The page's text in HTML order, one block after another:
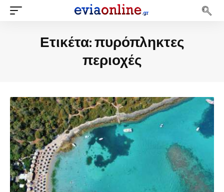
Ετικέτα:πυρόπληκτες
περιοχές